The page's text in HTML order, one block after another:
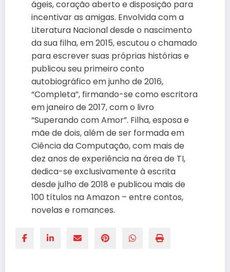
ágeis, coração aberto e disposição para
incentivar as amigas. Envolvida com a
Literatura Nacional desde o nascimento
da sua filha, em 2015, escutou o chamado
para escrever suas próprias histórias e
publicou seu primeiro conto
autobiográfico em junho de 2016,
“Completa”, firmando-se como escritora
em janeiro de 2017, com o livro
“Superando com Amor”. Filha, esposa e
mãe de dois, além de ser formada em
Ciência da Computação, com mais de
dez anos de experiência na área de TI,
dedica-se exclusivamente à escrita
desde julho de 2018 e publicou mais de
100 títulos na Amazon – entre contos,
novelas e romances.